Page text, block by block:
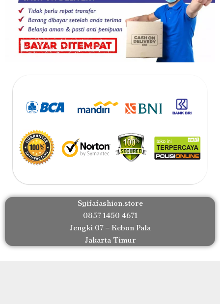
Syifafashion.store
0857 1450 4671
Jengki 07 – Kebon Pala
Jakarta Timur